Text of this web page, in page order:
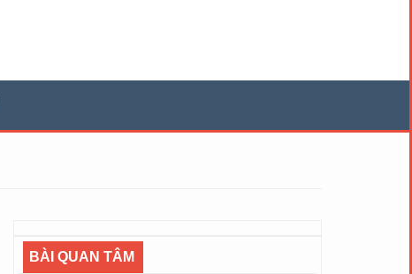
BÀI QUAN TÂM